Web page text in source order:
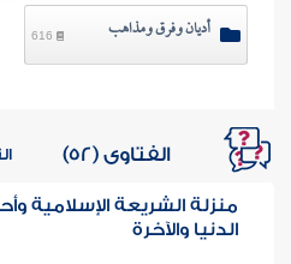
أديان وفرق ومذاهب
الفتاوى (52)
منزلة الشريعة الإسلامية
الدنيا والآخرة